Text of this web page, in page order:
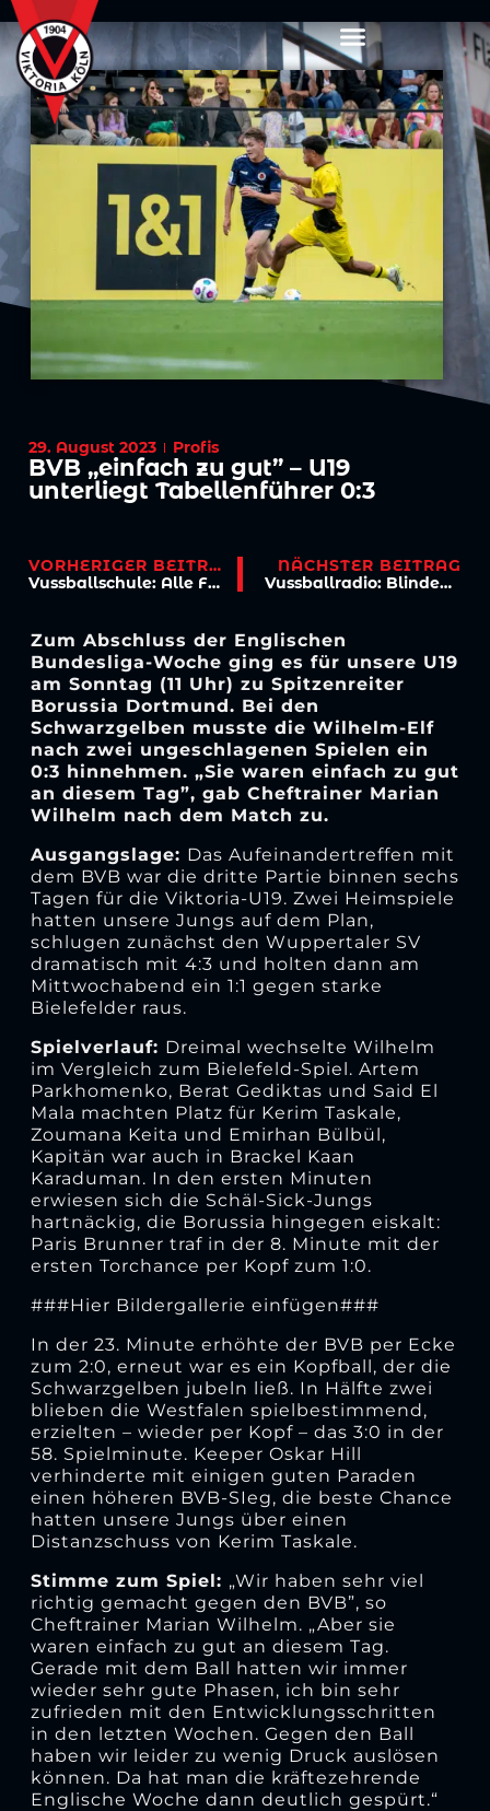
29. August 2023 Profis
BVB „einfach zu gut” – U19
unterliegt Tabellenführer 0:3
VORHERIGER BEITRAG
Vussballschule: Alle Feldspieler-Förderkurse bis Jahresende terminiert
NÄCHSTER BEITRAG
Vussballradio: Blindenradio geht in 3. Saison und wird 24/7
Zum Abschluss der Englischen
Bundesliga-Woche ging es für unsere U19
am Sonntag (11 Uhr) zu Spitzenreiter
Borussia Dortmund. Bei den
Schwarzgelben musste die Wilhelm-Elf
nach zwei ungeschlagenen Spielen ein
0:3 hinnehmen. „Sie waren einfach zu gut
an diesem Tag”, gab Cheftrainer Marian
Wilhelm nach dem Match zu.
Ausgangslage: Das Aufeinandertreffen mit
dem BVB war die dritte Partie binnen sechs
Tagen für die Viktoria-U19. Zwei Heimspiele
hatten unsere Jungs auf dem Plan,
schlugen zunächst den Wuppertaler SV
dramatisch mit 4:3 und holten dann am
Mittwochabend ein 1:1 gegen starke
Bielefelder raus.
Spielverlauf: Dreimal wechselte Wilhelm
im Vergleich zum Bielefeld-Spiel. Artem
Parkhomenko, Berat Gediktas und Said El
Mala machten Platz für Kerim Taskale,
Zoumana Keita und Emirhan Bülbül,
Kapitän war auch in Brackel Kaan
Karaduman. In den ersten Minuten
erwiesen sich die Schäl-Sick-Jungs
hartnäckig, die Borussia hingegen eiskalt:
Paris Brunner traf in der 8. Minute mit der
ersten Torchance per Kopf zum 1:0.
###Hier Bildergallerie einfügen###
In der 23. Minute erhöhte der BVB per Ecke
zum 2:0, erneut war es ein Kopfball, der die
Schwarzgelben jubeln ließ. In Hälfte zwei
blieben die Westfalen spielbestimmend,
erzielten – wieder per Kopf – das 3:0 in der
58. Spielminute. Keeper Oskar Hill
verhinderte mit einigen guten Paraden
einen höheren BVB-SIeg, die beste Chance
hatten unsere Jungs über einen
Distanzschuss von Kerim Taskale.
Stimme zum Spiel: „Wir haben sehr viel
richtig gemacht gegen den BVB”, so
Cheftrainer Marian Wilhelm. „Aber sie
waren einfach zu gut an diesem Tag.
Gerade mit dem Ball hatten wir immer
wieder sehr gute Phasen, ich bin sehr
zufrieden mit den Entwicklungsschritten
in den letzten Wochen. Gegen den Ball
haben wir leider zu wenig Druck auslösen
können. Da hat man die kräftezehrende
Englische Woche dann deutlich gespürt.“